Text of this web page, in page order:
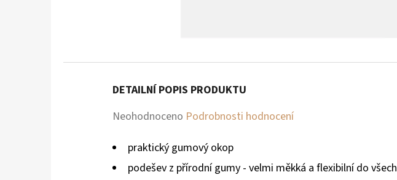
DETAILNÍ POPIS PRODUKTU
Průměrné
produktu
Neohodnoceno Podrobnosti hodnocení
praktický gumový okop
podešev z přírodní gumy - velmi měkká a flexibilní do všech